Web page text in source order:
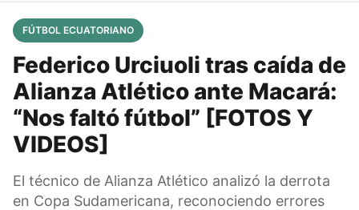
FÚTBOL ECUATORIANO
Federico Urciuoli tras caída de
Alianza Atlético ante Macará:
“Nos faltó fútbol” [FOTOS Y
VIDEOS]
El técnico de Alianza Atlético analizó la derrota
en Copa Sudamericana, reconociendo errores